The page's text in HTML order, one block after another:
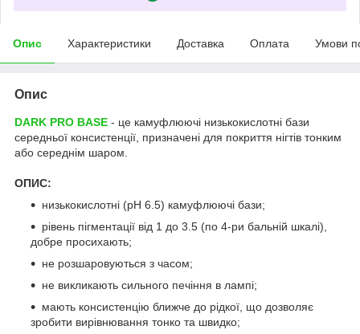
Опис Характеристики Доставка Оплата Умови
Опис
DARK PRO BASE - це камуфлюючі низькокислотні бази
середньої консистенції, призначені для покриття нігтів тонким
або середнім шаром.
ОПИС:
низькокислотні (pH 6.5) камуфлюючі бази;
рівень пігментації від 1 до 3.5 (по 4-ри бальній шкалі),
добре просихають;
не розшаровуються з часом;
не викликають сильного печіння в лампі;
мають консистенцію ближче до рідкої, що дозволяє
зробити вирівнювання тонко та швидко;